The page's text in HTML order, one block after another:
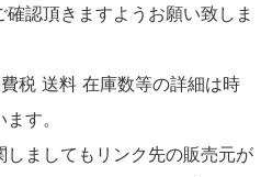
認頂きますようお願い致しま
税 送料 在庫数等の詳細は時
す。
しましてもリンク先の販売元が